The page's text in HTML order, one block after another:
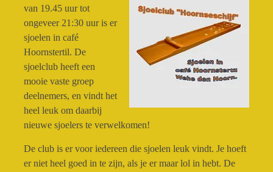
van 19.45 uur tot
ongeveer 21:30 uur is er
sjoelen in café
Hoornstertil. De
sjoelclub heeft een
mooie vaste groep
deelnemers, en vindt het
heel leuk om daarbij
nieuwe sjoelers te verwelkomen!
De club is er voor iedereen die sjoelen leuk vindt. Je hoeft
er niet heel goed in te zijn, als je er maar lol in hebt. De